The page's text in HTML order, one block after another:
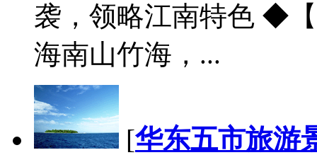
袭，领略江南特色 ◆
海南山竹海，...
[华东五市旅游